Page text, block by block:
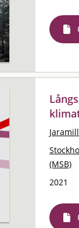
(MSB)
2021